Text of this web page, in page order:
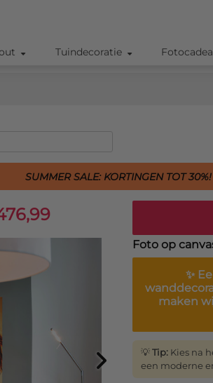
Tuindecoratie
SUMMER SALE: KORTINGEN TOT 30%!
Foto op
✨
maken
💡Tip: Kies na
een moderne